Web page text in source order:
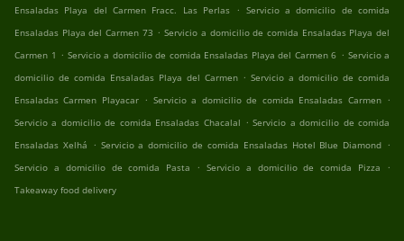
Ensaladas Playa del Carmen Fracc. Las Perlas . Servicio a domicilio de comida
Ensaladas Playa del Carmen 73 . Servicio a domicilio de comida Ensaladas Playa del
Carmen 1 . Servicio a domicilio de comida Ensaladas Playa del Carmen 6 . Servicio a
domicilio de comida Ensaladas Playa del Carmen . Servicio a domicilio de comida
Ensaladas Carmen Playacar . Servicio a domicilio de comida Ensaladas Carmen .
Servicio a domicilio de comida Ensaladas Chacalal . Servicio a domicilio de comida
Ensaladas Xelhá . Servicio a domicilio de comida Ensaladas Hotel Blue Diamond .
Servicio a domicilio de comida Pasta . Servicio a domicilio de comida Pizza .
Takeaway food delivery